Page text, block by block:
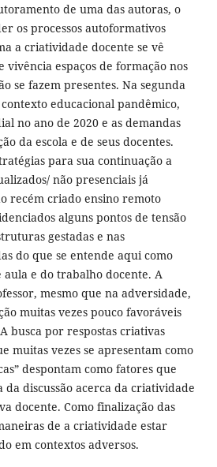
de uma das autoras, o
os processos autoformativos
a criatividade docente se vê
vivência espaços de formação nos
se fazem presentes. Na segunda
educacional pandêmico,
no ano de 2020 e as demandas
da escola e de seus docentes.
para sua continuação a
não presenciais já
recém criado ensino remoto
alguns pontos de tensão
gestadas e nas
do que se entende aqui como
e do trabalho docente. A
mesmo que na adversidade,
muitas vezes pouco favoráveis
busca por respostas criativas
muitas vezes se apresentam como
despontam como fatores que
discussão acerca da criatividade
docente. Como finalização das
de a criatividade estar
em contextos adversos.